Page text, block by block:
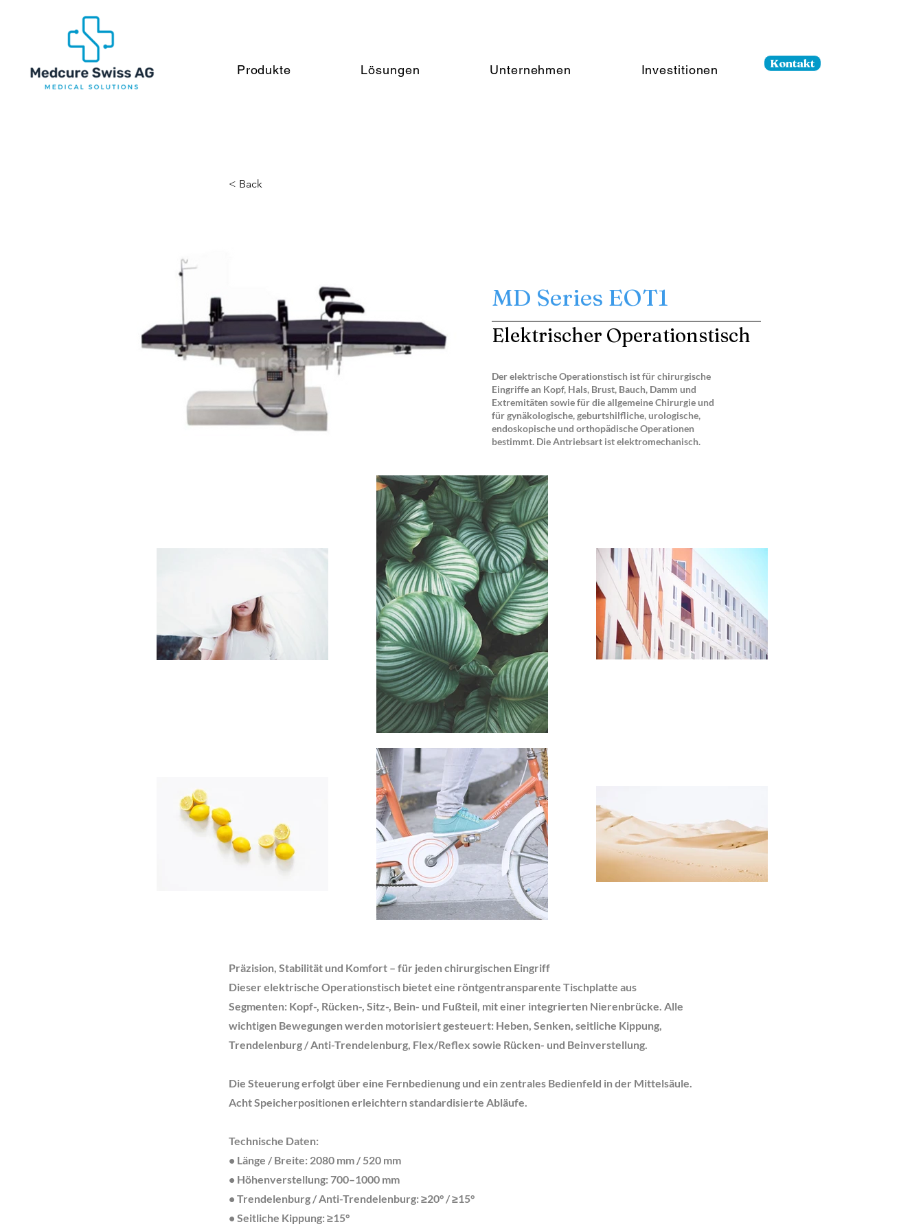
Produkte Lösungen Unternehmen Investitionen Kontakt
< Back
MD Series EOT1
Elektrischer Operationstisch
Der elektrische Operationstisch ist für chirurgische
Eingriffe an Kopf, Hals, Brust, Bauch, Damm und
Extremitäten sowie für die allgemeine Chirurgie und
für gynäkologische, geburtshilfliche, urologische,
endoskopische und orthopädische Operationen
bestimmt. Die Antriebsart ist elektromechanisch.
Präzision, Stabilität und Komfort – für jeden chirurgischen Eingriff
Dieser elektrische Operationstisch bietet eine röntgentransparente Tischplatte aus
Segmenten: Kopf-, Rücken-, Sitz-, Bein- und Fußteil, mit einer integrierten Nierenbrücke. Alle
wichtigen Bewegungen werden motorisiert gesteuert: Heben, Senken, seitliche Kippung,
Trendelenburg / Anti-Trendelenburg, Flex/Reflex sowie Rücken- und Beinverstellung.
Die Steuerung erfolgt über eine Fernbedienung und ein zentrales Bedienfeld in der Mittelsäule.
Acht Speicherpositionen erleichtern standardisierte Abläufe.
Technische Daten:
• Länge / Breite: 2080 mm / 520 mm
• Höhenverstellung: 700–1000 mm
• Trendelenburg / Anti-Trendelenburg: ≥20° / ≥15°
• Seitliche Kippung: ≥15°